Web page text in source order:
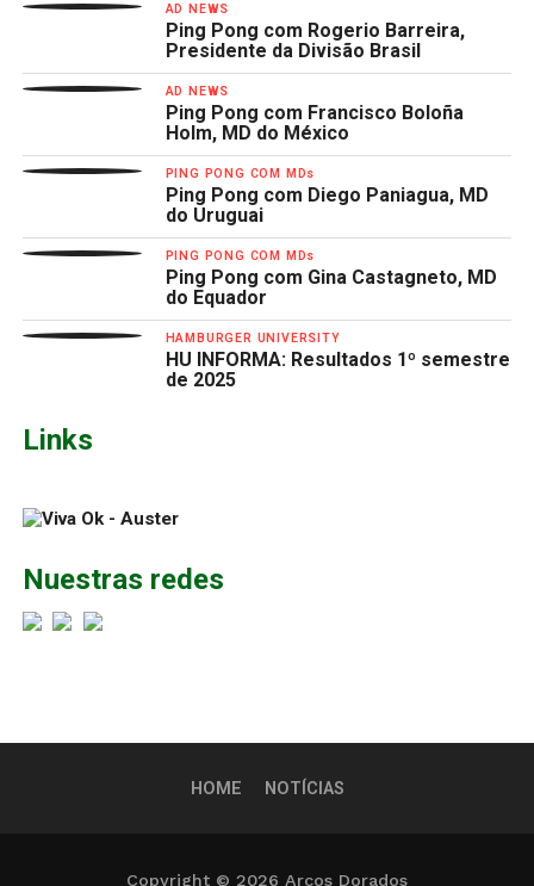
AD NEWS
Ping Pong com Rogerio Barreira,
Presidente da Divisão Brasil
AD NEWS
Ping Pong com Francisco Boloña
Holm, MD do México
PING PONG COM MDs
Ping Pong com Diego Paniagua, MD
do Uruguai
PING PONG COM MDs
Ping Pong com Gina Castagneto, MD
do Equador
HAMBURGER UNIVERSITY
HU INFORMA: Resultados 1º semestre
de 2025
Links
Nuestras redes
HOME NOTÍCIAS
Copyright © 2026 Arcos Dorados